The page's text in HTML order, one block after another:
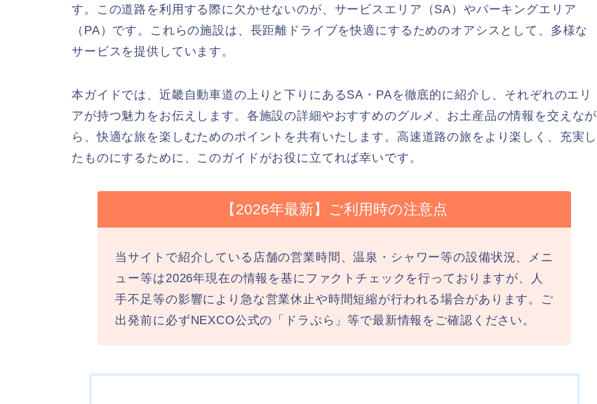
す。この道路を利用する際に欠かせないのが、サービスエリア（SA）やパーキングエリア
（PA）です。これらの施設は、長距離ドライブを快適にするためのオアシスとして、多様な
サービスを提供しています。
本ガイドでは、近畿自動車道の上りと下りにあるSA・PAを徹底的に紹介し、それぞれのエリ
アが持つ魅力をお伝えします。各施設の詳細やおすすめのグルメ、お土産品の情報を交えなが
ら、快適な旅を楽しむためのポイントを共有いたします。高速道路の旅をより楽しく、充実し
たものにするために、このガイドがお役に立てれば幸いです。
【2026年最新】ご利用時の注意点
当サイトで紹介している店舗の営業時間、温泉・シャワー等の設備状況、メニ
ュー等は2026年現在の情報を基にファクトチェックを行っておりますが、人
手不足等の影響により急な営業休止や時間短縮が行われる場合があります。ご
出発前に必ずNEXCO公式の「ドラぷら」等で最新情報をご確認ください。